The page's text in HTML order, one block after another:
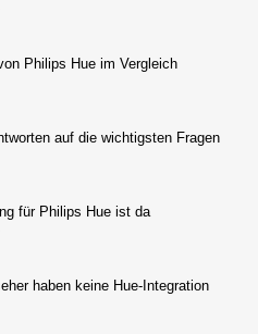
Philips Hue im Vergleich
auf die wichtigsten Fragen
für Philips Hue ist da
haben keine Hue-Integration